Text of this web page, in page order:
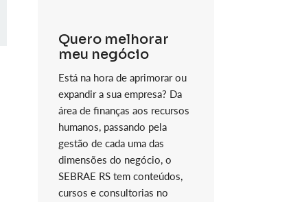
Quero melhorar
meu negócio
Está na hora de aprimorar ou
expandir a sua empresa? Da
área de finanças aos recursos
humanos, passando pela
gestão de cada uma das
dimensões do negócio, o
SEBRAE RS tem conteúdos,
cursos e consultorias no